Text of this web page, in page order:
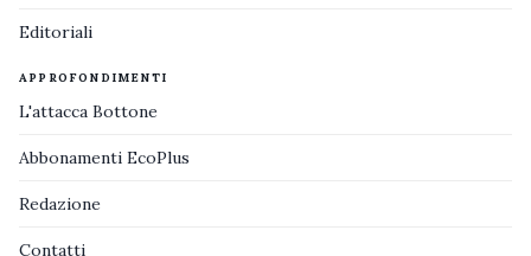
Editoriali
APPROFONDIMENTI
L'attacca Bottone
Abbonamenti EcoPlus
Redazione
Contatti